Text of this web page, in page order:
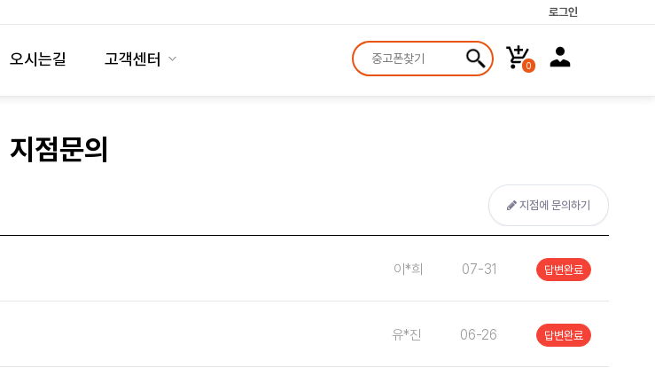
로그인
0
오시는길 고객센터
지점문의
지점에 문의하기
이*희 07-31 답변완료
유*진 06-26 답변완료